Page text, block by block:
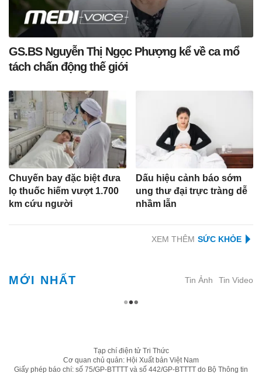
GS.BS Nguyễn Thị Ngọc Phượng kể về ca mổ
tách chấn động thế giới
Chuyến bay đặc biệt đưa
lọ thuốc hiếm vượt 1.700
km cứu người
Dấu hiệu cảnh báo sớm
ung thư đại trực tràng dễ
nhầm lẫn
XEM THÊM
MỚI NHẤT Tin Ảnh Tin Video
Tạp chí điện tử Tri Thức
Cơ quan chủ quản: Hội Xuất bản Việt Nam
Giấy phép báo chí: số 75/GP-BTTTT và số 442/GP-BTTTT do Bộ Thông tin